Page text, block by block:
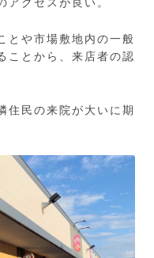
とや市場敷地内の一般
ことから、来店者の認
住民の来院が大いに期